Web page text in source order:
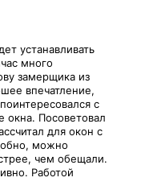
устанавливать
много
замерщика из
впечатление,
с
Посоветовал
для окон с
можно
чем обещали.
Работой